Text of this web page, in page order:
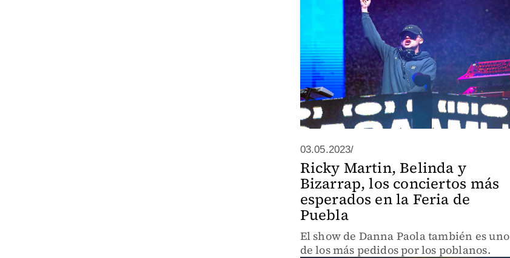
03.05.2023/
Ricky Martin, Belinda y
Bizarrap, los conciertos más
esperados en la Feria de
Puebla
El show de Danna Paola también es uno
de los más pedidos por los poblanos.